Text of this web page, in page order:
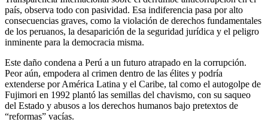
país, observa todo con pasividad. Esa indiferencia pasa por alto
consecuencias graves, como la violación de derechos fundamentales
de los peruanos, la desaparición de la seguridad jurídica y el peligro
inminente para la democracia misma.
Este daño condena a Perú a un futuro atrapado en la corrupción.
Peor aún, empodera al crimen dentro de las élites y podría
extenderse por América Latina y el Caribe, tal como el autogolpe de
Fujimori en 1992 plantó las semillas del chavismo, con su saqueo
del Estado y abusos a los derechos humanos bajo pretextos de
“reformas” vacías.